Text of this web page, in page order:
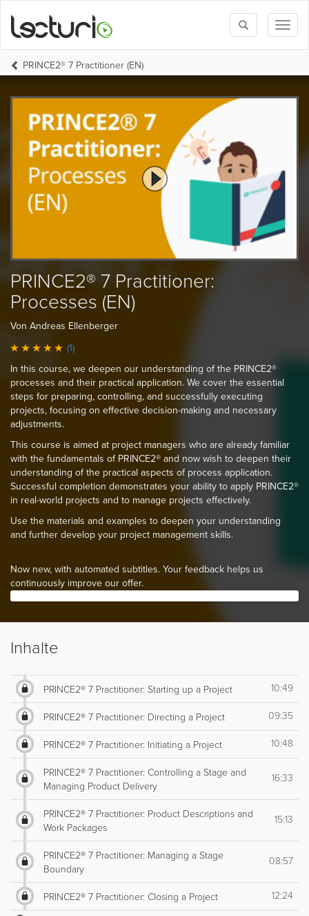
Toggle
search
PRINCE2® 7 Practitioner (EN)
PRINCE2® 7 Practitioner:
Processes (EN)
Von Andreas Ellenberger
(1)
In this course, we deepen our understanding of the PRINCE2®
processes and their practical application. We cover the essential
steps for preparing, controlling, and successfully executing
projects, focusing on effective decision-making and necessary
adjustments.
This course is aimed at project managers who are already familiar
with the fundamentals of PRINCE2® and now wish to deepen their
understanding of the practical aspects of process application.
Successful completion demonstrates your ability to apply PRINCE2®
in real-world projects and to manage projects effectively.
Use the materials and examples to deepen your understanding
and further develop your project management skills.
Now new, with automated subtitles. Your feedback helps us
continuously improve our offer.
Inhalte
PRINCE2® 7 Practitioner: Starting up a Project 10:49
PRINCE2® 7 Practitioner: Directing a Project 09:35
PRINCE2® 7 Practitioner: Initiating a Project 10:48
PRINCE2® 7 Practitioner: Controlling a Stage and
Managing Product Delivery
16:33
PRINCE2® 7 Practitioner: Product Descriptions and
Work Packages
15:13
PRINCE2® 7 Practitioner: Managing a Stage
Boundary
08:57
PRINCE2® 7 Practitioner: Closing a Project 12:24